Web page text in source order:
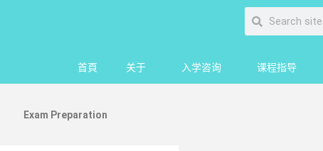
首頁 关于 入学咨询 课程指导
Exam Preparation